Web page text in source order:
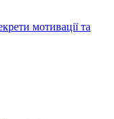
мотивації та